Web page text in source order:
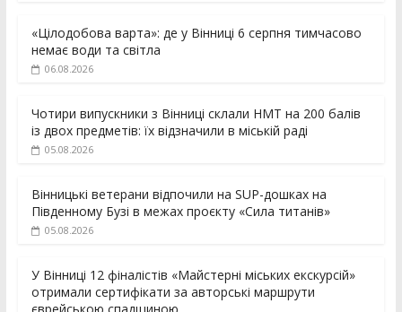
«Цілодобова варта»: де у Вінниці 6 серпня тимчасово
немає води та світла
06.08.2026
Чотири випускники з Вінниці склали НМТ на 200 балів
із двох предметів: їх відзначили в міській раді
05.08.2026
Вінницькі ветерани відпочили на SUP-дошках на
Південному Бузі в межах проєкту «Сила титанів»
05.08.2026
У Вінниці 12 фіналістів «Майстерні міських екскурсій»
отримали сертифікати за авторські маршрути